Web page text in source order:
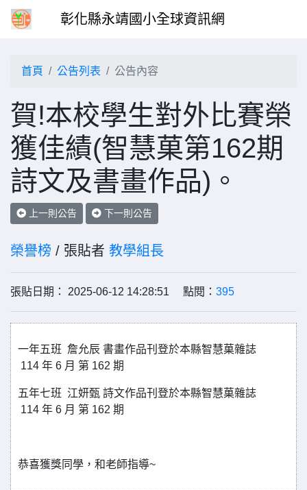
彰化縣永靖國小全球資訊網
首頁 公告列表 公告內容
賀!本校學生對外比賽榮
獲佳績(智慧菓第162期
詩文及書畫作品)。
上一則公告 下一則公告
榮譽榜 / 張貼者 教學組長
張貼日期： 2025-06-12 14:28:51 點閱： 395
一年五班 詹允辰 書畫作品刊登於本縣智慧菓雜誌
114 年 6 月 第 162 期
五年七班 江妍甄 詩文作品刊登於本縣智慧菓雜誌
114 年 6 月 第 162 期
恭喜獲獎同學，和老師指導~